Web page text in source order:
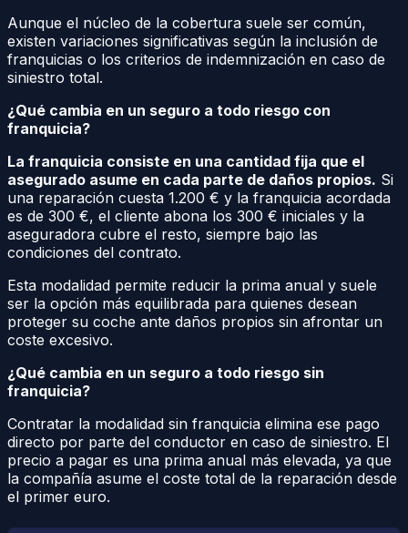
Aunque el núcleo de la cobertura suele ser común,
existen variaciones significativas según la inclusión de
franquicias o los criterios de indemnización en caso de
siniestro total.
¿Qué cambia en un seguro a todo riesgo con
franquicia?
La franquicia consiste en una cantidad fija que el
asegurado asume en cada parte de daños propios. Si
una reparación cuesta 1.200 € y la franquicia acordada
es de 300 €, el cliente abona los 300 € iniciales y la
aseguradora cubre el resto, siempre bajo las
condiciones del contrato.
Esta modalidad permite reducir la prima anual y suele
ser la opción más equilibrada para quienes desean
proteger su coche ante daños propios sin afrontar un
coste excesivo.
¿Qué cambia en un seguro a todo riesgo sin
franquicia?
Contratar la modalidad sin franquicia elimina ese pago
directo por parte del conductor en caso de siniestro. El
precio a pagar es una prima anual más elevada, ya que
la compañía asume el coste total de la reparación desde
el primer euro.